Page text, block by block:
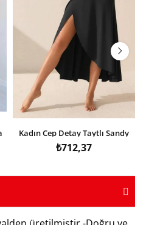
Kadın Cep Detay Taytlı Sandy
Etek
₺712,37